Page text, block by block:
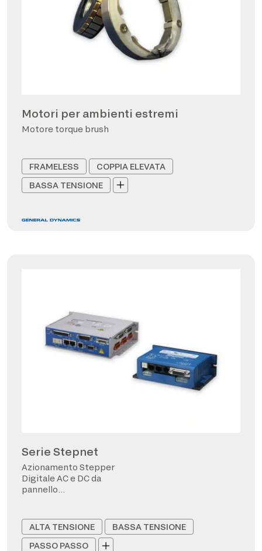
Motori per ambienti estremi
Motore torque brush
FRAMELESS
COPPIA ELEVATA
BASSA TENSIONE
Serie Stepnet
Azionamento Stepper
Digitale AC e DC da
pannello
ALTA TENSIONE
BASSA TENSIONE
PASSO PASSO